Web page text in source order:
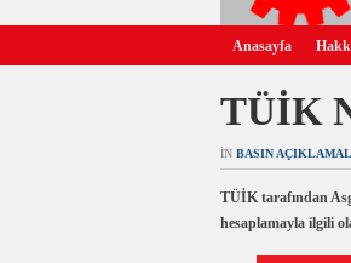
Anasayfa
TÜİK
IN BASIN
TÜİK tarafından
hesaplamayla ilgili